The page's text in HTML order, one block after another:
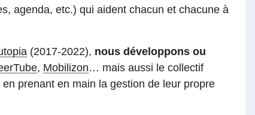
agenda, etc.) qui aident chacun et chacune à
(2017-2022), nous développons ou
, Mobilizon… mais aussi le collectif
prenant en main la gestion de leur propre